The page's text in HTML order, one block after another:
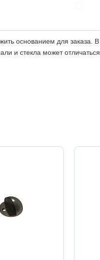
основанием для заказа. В
и стекла может отличаться